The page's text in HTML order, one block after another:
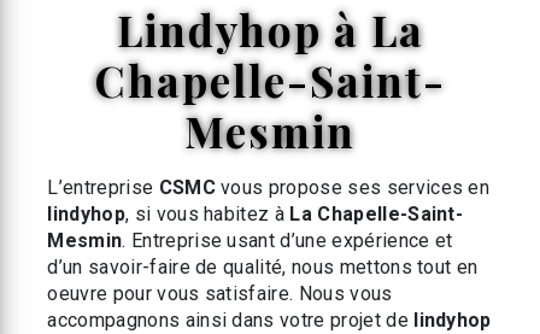
lindyhop à La
Chapelle-Saint-
Mesmin
L’entreprise CSMCvous propose ses services en
lindyhop, si vous habitez à La Chapelle-Saint-
Mesmin. Entreprise usant d’une expérience et
d’un savoir-faire de qualité, nous mettons tout en
oeuvre pour vous satisfaire. Nous vous
accompagnons ainsi dans votre projet de lindyhop